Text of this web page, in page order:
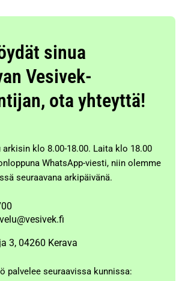
sinua
Vesivek-
ota yhteyttä!
klo 8.00-18.00. Laita klo 18.00
WhatsApp-viesti, niin olemme
seuraavana arkipäivänä.
3, 04260 Kerava
palvelee seuraavissa kunnissa: